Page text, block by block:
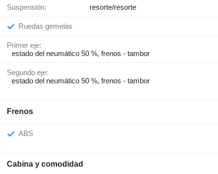
Suspensión: resorte/resorte
Ruedas gemelas
Primer eje:
estado del neumático 50 %, frenos - tambor
Segundo eje:
estado del neumático 50 %, frenos - tambor
Frenos
ABS
Cabina y comodidad